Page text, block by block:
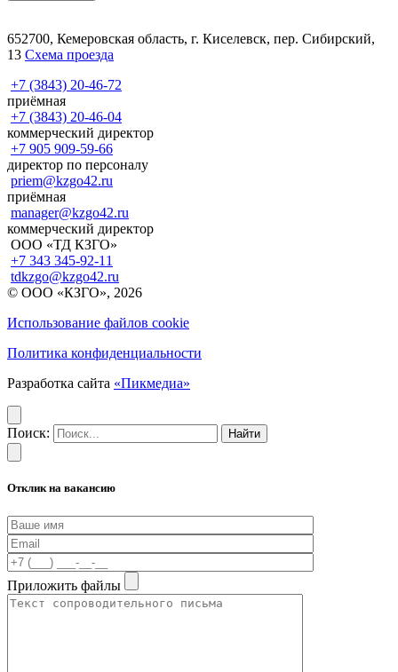
652700, Кемеровская область, г. Киселевск, пер. Сибирский,
13 Схема проезда
+7 (3843) 20-46-72
приёмная
+7 (3843) 20-46-04
коммерческий директор
+7 905 909-59-66
директор по персоналу
priem@kzgo42.ru
приёмная
manager@kzgo42.ru
коммерческий директор
ООО «ТД КЗГО»
+7 343 345-92-11
tdkzgo@kzgo42.ru
© ООО «КЗГО», 2026
Использование файлов cookie
Политика конфиденциальности
Разработка сайта «Пикмедиа»
Поиск:
Отклик на вакансию
Приложить файлы